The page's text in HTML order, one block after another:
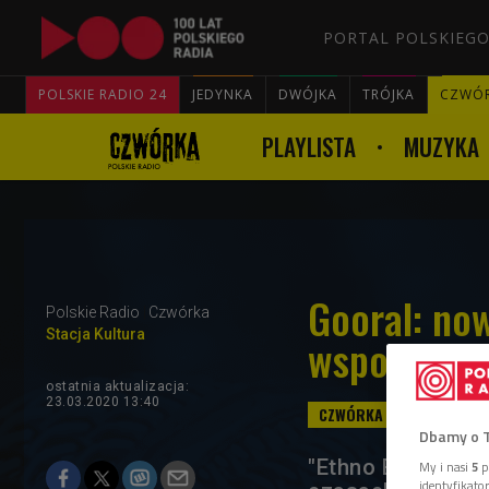
PORTAL
POLSKIE RADIO 24 JEDYNKA DWÓJKA TRÓJKA
PLAYLISTA MUZYKA
Polskie Radio
Czwórka
Stacja Kultura
Gooral:
ostatnia aktualizacja:
23.03.2020 13:40
"Ethno Elektro 2"
Dbamy o
My i nasi 5